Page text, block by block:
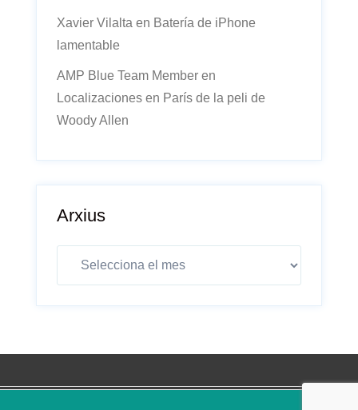
Xavier Vilalta en Batería de iPhone
lamentable
AMP Blue Team Member en
Localizaciones en París de la peli de
Woody Allen
Arxius